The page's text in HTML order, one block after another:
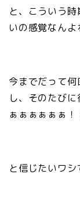
と、こういう
いの感覚なんよ
今までだって
し、そのたび
ぁぁぁぁぁぁ！
と信じたいワシ